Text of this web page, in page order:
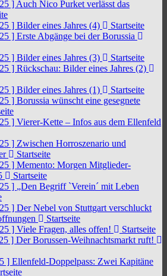
] Auch Nico Purket verlässt das
] Bilder eines Jahres (4)
Startseite
] Erste Abgänge bei der Borussia
] Bilder eines Jahres (3)
Startseite
] Rückschau: Bilder eines Jahres (2)
] Bilder eines Jahres (1)
Startseite
] Borussia wünscht eine gesegnete
] Vierer-Kette – Infos aus dem Ellenfeld
] Zwischen Horroszenario und
Startseite
] Memento: Morgen Mitglieder-
Startseite
] „Den Begriff `Verein´ mit Leben
] Der Nebel von Stuttgart verschluckt
Startseite
] Viele Fragen, alles offen!
Startseite
] Der Borussen-Weihnachtsmarkt ruft!
] Ellenfeld-Doppelpass: Zwei Kapitäne